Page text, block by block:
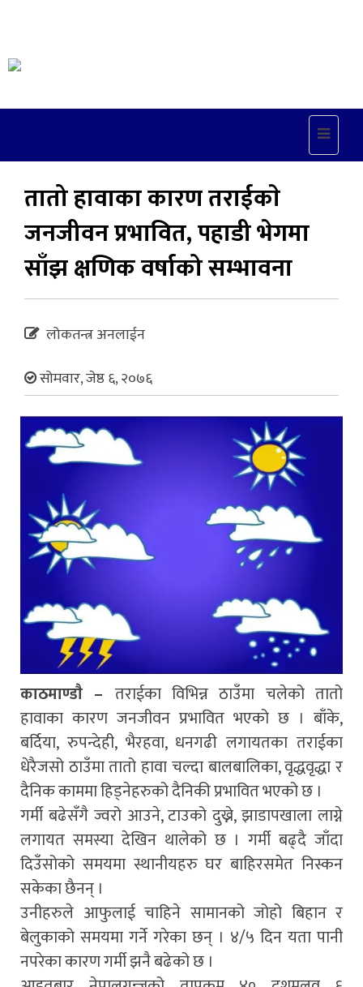
Toggle
तातो हावाका कारण तराईकाे
जनजीवन प्रभावित, पहाडी भेगमा
साँझ क्षणिक वर्षाको सम्भावना
लोकतन्त्र अनलाईन
सोमवार, जेष्ठ ६, २०७६
काठमाण्डाै – तराईका विभिन्न ठाउँमा चलेको तातो
हावाका कारण जनजीवन प्रभावित भएको छ । बाँके,
बर्दिया, रुपन्देही, भैरहवा, धनगढी लगायतका तराईका
धेरैजसो ठाउँमा तातो हावा चल्दा बालबालिका, वृद्धवृद्धा र
दैनिक काममा हिड्नेहरुको दैनिकी प्रभावित भएको छ ।
गर्मी बढेसँगै ज्वरो आउने, टाउको दुख्ने, झाडापखाला लाग्ने
लगायत समस्या देखिन थालेको छ । गर्मी बढ्दै जाँदा
दिउँसोको समयमा स्थानीयहरु घर बाहिरसमेत निस्कन
सकेका छैनन् ।
उनीहरुले आफुलाई चाहिने सामानको जोहो बिहान र
बेलुकाको समयमा गर्ने गरेका छन् । ४/५ दिन यता पानी
नपरेका कारण गर्मी झनै बढेको छ ।